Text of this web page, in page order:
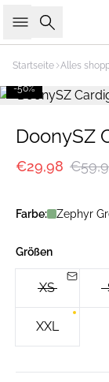
Suche
Startseite Alles
-50%
DoonySZ
€29,98
Farbe: Zephyr
Größen
XS
XXL